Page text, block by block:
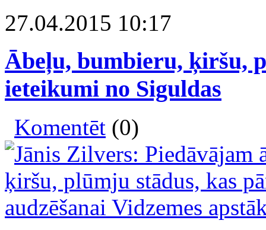
27.04.2015 10:17
Ābeļu, bumbieru, ķiršu,
ieteikumi no Siguldas
Komentēt (0)